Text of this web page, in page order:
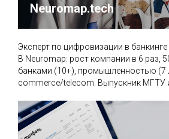
Neuromap.tech
Эксперт по цифровизации в
В Neuromap: рост компании в 6 раз,
банками (10+), промышленностью (7
commerce/telecom. Выпускник МГТУ